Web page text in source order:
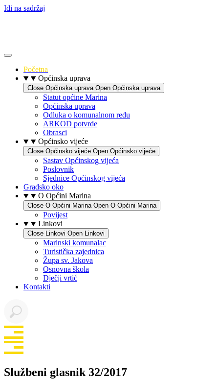
Idi na sadržaj
Početna
Općinska uprava
Close Općinska uprava Open Općinska uprava
Statut općine Marina
Općinska uprava
Odluka o komunalnom redu
ARKOD potvrde
Obrasci
Općinsko vijeće
Close Općinsko vijeće Open Općinsko vijeće
Sastav Općinskog vijeća
Poslovnik
Sjednice Općinskog vijeća
Gradsko oko
O Općini Marina
Close O Općini Marina Open O Općini Marina
Povijest
Linkovi
Close Linkovi Open Linkovi
Marinski komunalac
Turistička zajednica
Župa sv. Jakova
Osnovna škola
Dječji vrtić
Kontakti
Službeni glasnik 32/2017